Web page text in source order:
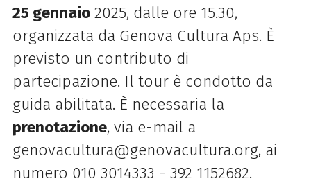
25 gennaio2025, dalle ore 15.30,
organizzata da Genova Cultura Aps. È
previsto un contributo di
partecipazione. Il tour è condotto da
guida abilitata. È necessaria la
prenotazione, via e-mail a
genovacultura@genovacultura.org, ai
numero 010 3014333 - 392 1152682.